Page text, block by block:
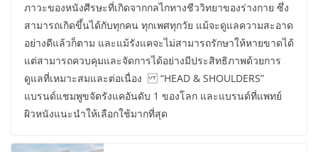
ภาวะของหนังศีรษะที่เกิดจากกลไกทางชีววิทยาของร่างกาย ซึ่ง
สามารถเกิดขึ้นได้กับทุกคน ทุกเพศทุกวัย แม้จะดูแลความสะอาด
อย่างดีแล้วก็ตาม และแม้รังแคจะไม่สามารถรักษาให้หายขาดได้
แต่สามารถควบคุมและจัดการได้อย่างมีประสิทธิภาพด้วยการ
ดูแลที่เหมาะสมและต่อเนื่อง “HEAD & SHOULDERS”
แบรนด์แชมพูขจัดรังแคอันดับ 1 ของโลก และแบรนด์ที่แพทย์
ผิวหนังแนะนำให้เลือกใช้มากที่สุด